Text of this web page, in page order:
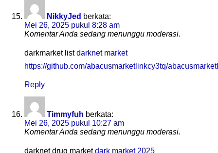
NikkyJed berkata:
Mei 26, 2025 pukul 8:28 am
Komentar Anda sedang menunggu moderasi.
darkmarket listdarknet market
https://github.com/abacusmarketlinkcy3tq/
Reply
Timmyfuh berkata:
Mei 26, 2025 pukul 10:27 am
Komentar Anda sedang menunggu moderasi.
darknet drug marketdark market 2025